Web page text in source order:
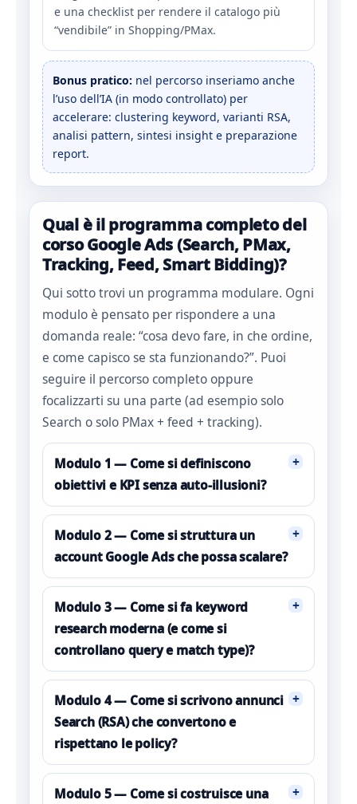
e una checklist per rendere il catalogo più
“vendibile” in Shopping/PMax.
Bonus pratico: nel percorso inseriamo anche
l’uso dell’IA (in modo controllato) per
accelerare: clustering keyword, varianti RSA,
analisi pattern, sintesi insight e preparazione
report.
Qual è il programma completo del
corso Google Ads (Search, PMax,
Tracking, Feed, Smart Bidding)?
Qui sotto trovi un programma modulare. Ogni
modulo è pensato per rispondere a una
domanda reale: “cosa devo fare, in che ordine,
e come capisco se sta funzionando?”. Puoi
seguire il percorso completo oppure
focalizzarti su una parte (ad esempio solo
Search o solo PMax + feed + tracking).
Modulo 1 — Come si definiscono
obiettivi e KPI senza auto-illusioni?
+
Modulo 2 — Come si struttura un
account Google Ads che possa scalare?
+
Modulo 3 — Come si fa keyword
research moderna (e come si
controllano query e match type)?
+
Modulo 4 — Come si scrivono annunci
Search (RSA) che convertono e
rispettano le policy?
+
Modulo 5 — Come si costruisce una
+